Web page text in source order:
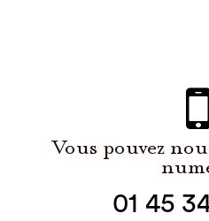
Vous pouvez
01 45